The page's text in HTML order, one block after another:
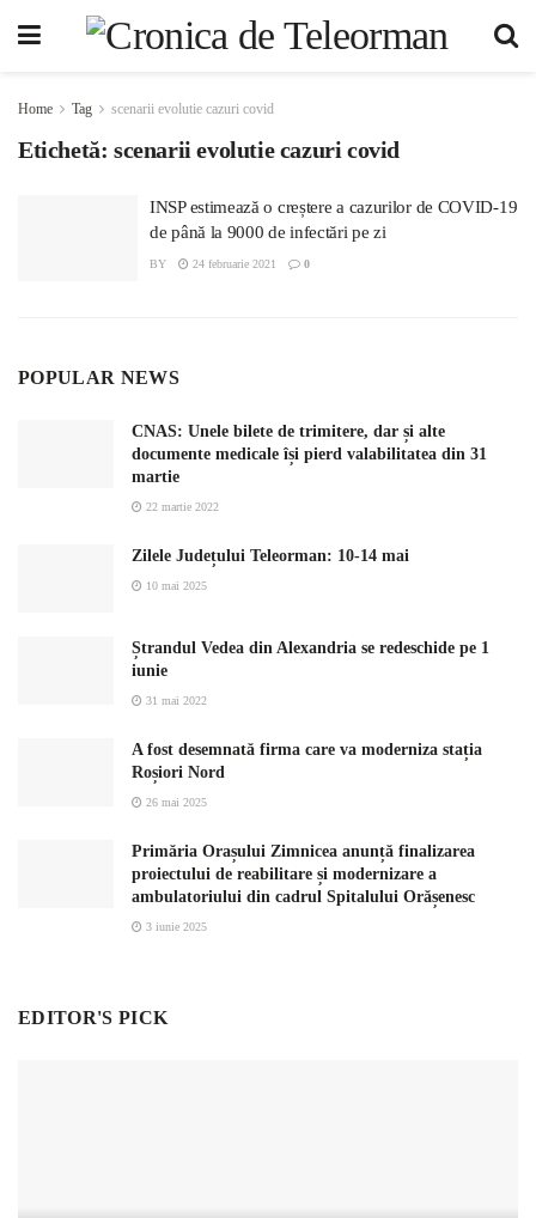
Home Tag scenarii evolutie cazuri covid
Etichetă: scenarii evolutie cazuri covid
INSP estimează o creștere a cazurilor de COVID-19
de până la 9000 de infectări pe zi
BY 24 februarie 2021 0
POPULAR NEWS
CNAS: Unele bilete de trimitere, dar și alte
documente medicale își pierd valabilitatea din 31
martie
22 martie 2022
Zilele Județului Teleorman: 10-14 mai
10 mai 2025
Ștrandul Vedea din Alexandria se redeschide pe 1
iunie
31 mai 2022
A fost desemnată firma care va moderniza stația
Roșiori Nord
26 mai 2025
Primăria Orașului Zimnicea anunță finalizarea
proiectului de reabilitare și modernizare a
ambulatoriului din cadrul Spitalului Orășenesc
3 iunie 2025
EDITOR'S PICK